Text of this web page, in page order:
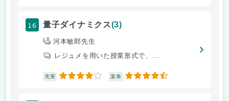
16 量子ダイナミクス(3)
河本敏郎先生
レジュメを用いた授業形式で、...
充実 4 楽単 4.5